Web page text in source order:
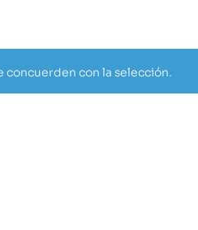
con la selección.